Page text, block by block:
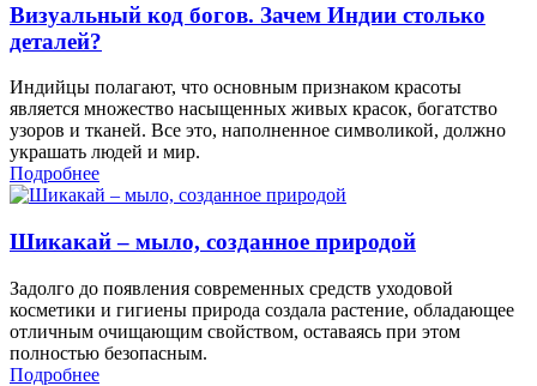
Визуальный код богов. Зачем Индии столько
деталей?
Индийцы полагают, что основным признаком красоты
является множество насыщенных живых красок, богатство
узоров и тканей. Все это, наполненное символикой, должно
украшать людей и мир.
Подробнее
Шикакай – мыло, созданное природой
Задолго до появления современных средств уходовой
косметики и гигиены природа создала растение, обладающее
отличным очищающим свойством, оставаясь при этом
полностью безопасным.
Подробнее